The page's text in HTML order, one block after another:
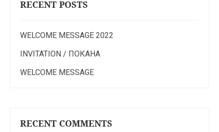
RECENT POSTS
WELCOME MESSAGE 2022
INVITATION / ПОКАНА
WELCOME MESSAGE
RECENT COMMENTS